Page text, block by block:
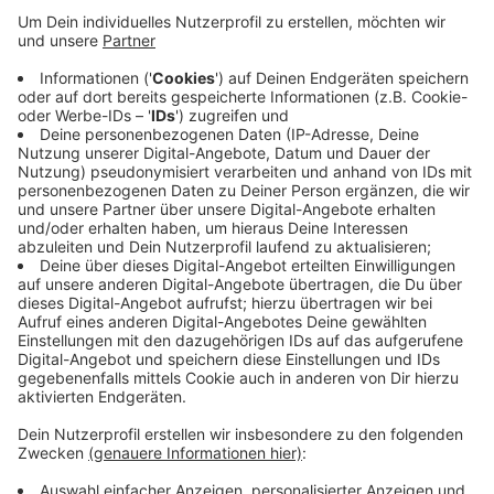
Anzeige
Autos müssen draußen bleiben, Fußgänger und
Gastronomen haben mehr Platz. Schon jetzt sei klar,
dass sowohl die Anlieger, als auch die Gastronomen
sehr zufrieden mit dem Verkehrsprojekt sind, sagt die
Stadt. Und weil auch die Aufsichtsbehörde keine
Einwände hat, wird die Euskirchener Bahnhofstraße –
also die Verbindung zwichen Bahnhof und City - jetzt
dauerhaft für den Auto-Verkehr gesperrt bleiben.
Anzeige